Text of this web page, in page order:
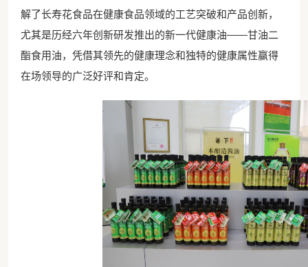
解了长寿花食品在健康食品领域的工艺突破和产品创新，
尤其是历经六年创新研发推出的新一代健康油——甘油二
酯食用油，凭借其领先的健康理念和独特的健康属性赢得
在场领导的广泛好评和肯定。